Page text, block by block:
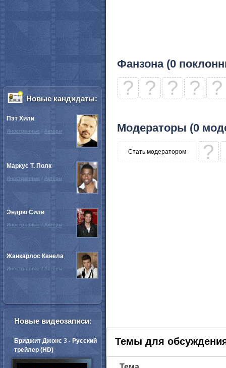
Фанзона (0
? ? ? ? ?
Модераторы (0
Стать модератором ?
Темы для
Новые кандидаты:
Пэт Хили
Иностранные / Актёры
Маркус Т. Полк
Иностранные / Актёры
Эндрю Сили
Иностранные / Актёры
Жанкарлос Канела
Иностранные / Актёры
Новые видеозаписи:
Бриджит Джонс 3 - Русский
трейлер (HD)